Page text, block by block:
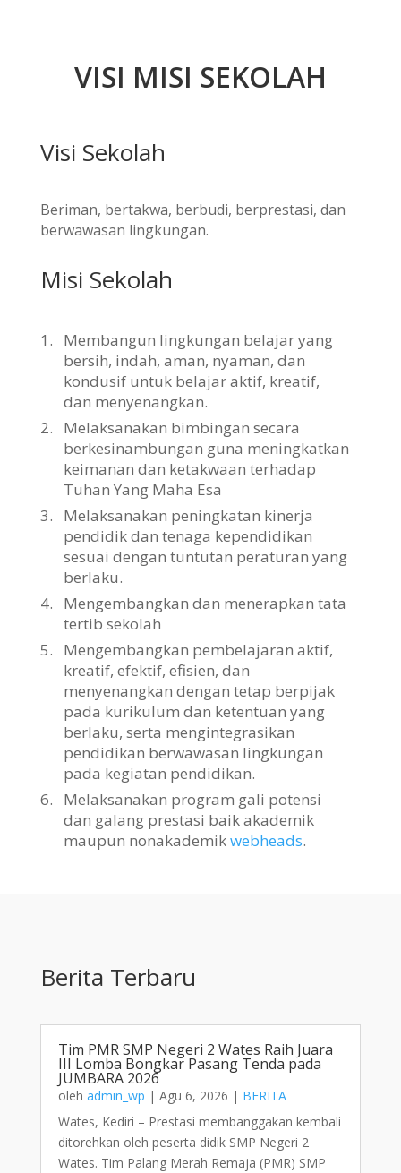
VISI MISI SEKOLAH
Visi Sekolah
Beriman, bertakwa, berbudi, berprestasi, dan
berwawasan lingkungan.
Misi Sekolah
1.
Membangun lingkungan belajar yang
bersih, indah, aman, nyaman, dan
kondusif untuk belajar aktif, kreatif,
dan menyenangkan.
2.
Melaksanakan bimbingan secara
berkesinambungan guna meningkatkan
keimanan dan ketakwaan terhadap
Tuhan Yang Maha Esa
3.
Melaksanakan peningkatan kinerja
pendidik dan tenaga kependidikan
sesuai dengan tuntutan peraturan yang
berlaku.
4.
Mengembangkan dan menerapkan tata
tertib sekolah
5.
Mengembangkan pembelajaran aktif,
kreatif, efektif, efisien, dan
menyenangkan dengan tetap berpijak
pada kurikulum dan ketentuan yang
berlaku, serta mengintegrasikan
pendidikan berwawasan lingkungan
pada kegiatan pendidikan.
6.
Melaksanakan program gali potensi
dan galang prestasi baik akademik
maupun nonakademikwebheads.
Berita Terbaru
Tim PMR SMP Negeri 2 Wates Raih Juara
III Lomba Bongkar Pasang Tenda pada
JUMBARA 2026
oleh admin_wp | Agu 6, 2026 | BERITA
Wates, Kediri – Prestasi membanggakan kembali
ditorehkan oleh peserta didik SMP Negeri 2
Wates. Tim Palang Merah Remaja (PMR) SMP